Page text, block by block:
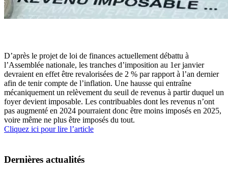
D’après le projet de loi de finances actuellement débattu à
l’Assemblée nationale, les tranches d’imposition au 1er janvier
devraient en effet être revalorisées de 2 % par rapport à l’an dernier
afin de tenir compte de l’inflation. Une hausse qui entraîne
mécaniquement un relèvement du seuil de revenus à partir duquel un
foyer devient imposable. Les contribuables dont les revenus n’ont
pas augmenté en 2024 pourraient donc être moins imposés en 2025,
voire même ne plus être imposés du tout.
Cliquez ici pour lire l’article
Dernières actualités